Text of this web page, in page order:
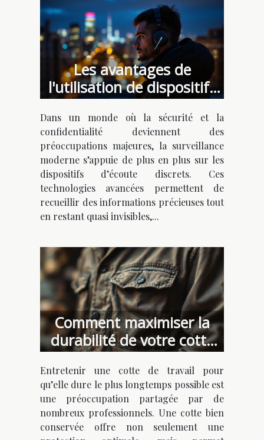
Les avantages de
l'utilisation de dispositifs
d'écoute discrets dans la
surveillance moderne
Dans un monde où la sécurité et la
confidentialité deviennent des
préoccupations majeures, la surveillance
moderne s’appuie de plus en plus sur les
dispositifs d’écoute discrets. Ces
technologies avancées permettent de
recueillir des informations précieuses tout
en restant quasi invisibles,...
Comment maximiser la
durabilité de votre cotte
de travail ?
Entretenir une cotte de travail pour
qu’elle dure le plus longtemps possible est
une préoccupation partagée par de
nombreux professionnels. Une cotte bien
conservée offre non seulement une